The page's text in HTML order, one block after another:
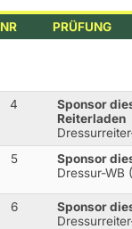
NR PRÜFUNG
4
Sponsor
Reiterladen
5
Sponsor
Dressur-WB
6
Sponsor